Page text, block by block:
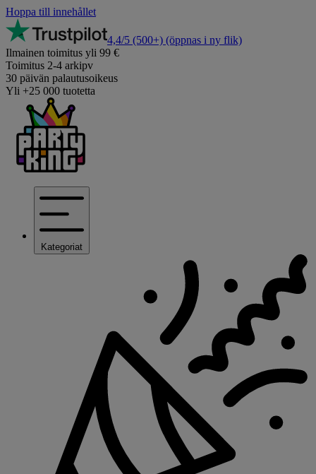
Hoppa till innehållet
4,4/5 (500+) (öppnas i ny flik)
Ilmainen toimitus yli 99 €
Toimitus 2-4 arkipv
30 päivän palautusoikeus
Yli +25 000 tuotetta
Kategoriat